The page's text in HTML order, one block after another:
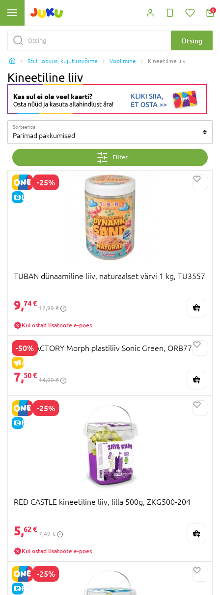
0
Otsing
Stiil, loovus, kujutlusvõime Voolimine Kineetiline liiv
Kineetiline liiv
Sorteerida
Parimad pakkumised
Filter
-25%
E-HIND
TUBAN dünaamiline liiv, naturaalset värvi 1 kg, TU3557
9,74 €
12,99 €
Kui ostad lisatoote e-poes
-50%
ALLAHINDLUS
ORB FACTORY Morph plastiliiv Sonic Green, ORB77280
7,50 €
14,99 €
-25%
E-HIND
RED CASTLE kineetiline liiv, lilla 500g, ZKG500-204
5,62 €
7,49 €
Kui ostad lisatoote e-poes
-25%
E-HIND